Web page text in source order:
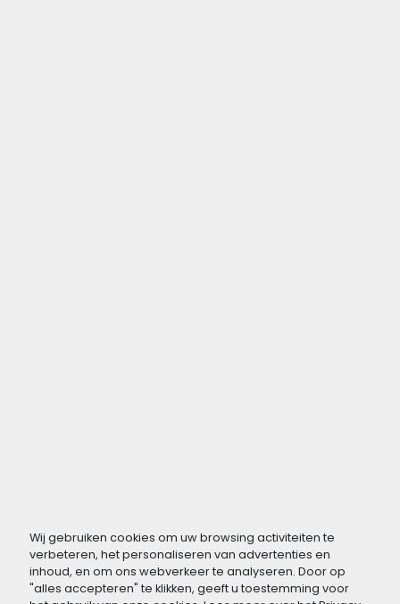
Wij gebruiken cookies om uw browsing activiteiten te
verbeteren, het personaliseren van advertenties en
inhoud, en om ons webverkeer te analyseren. Door op
"alles accepteren" te klikken, geeft u toestemming voor